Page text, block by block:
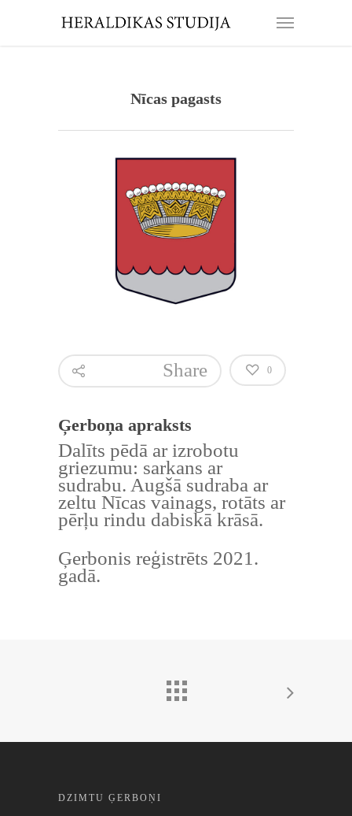
Nīcas pagasts
Share 0
Ģerboņa apraksts
Dalīts pēdā ar izrobotu
griezumu: sarkans ar
sudrabu. Augšā sudraba ar
zeltu Nīcas vainags, rotāts ar
pērļu rindu dabiskā krāsā.
Ģerbonis reģistrēts 2021.
gadā.
DZIMTU ĢERBOŅI